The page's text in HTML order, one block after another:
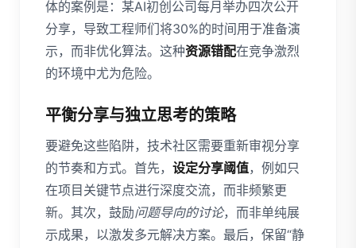
体的案例是：某AI初创公司每月举办四次公开
分享，导致工程师们将30%的时间用于准备演
示，而非优化算法。这种资源错配在竞争激烈
的环境中尤为危险。
平衡分享与独立思考的策略
要避免这些陷阱，技术社区需要重新审视分享
的节奏和方式。首先， 设定分享阈值，例如只
在项目关键节点进行深度交流，而非频繁更
新。其次，鼓励问题导向的讨论，而非单纯展
示成果，以激发多元解决方案。最后，保留“静